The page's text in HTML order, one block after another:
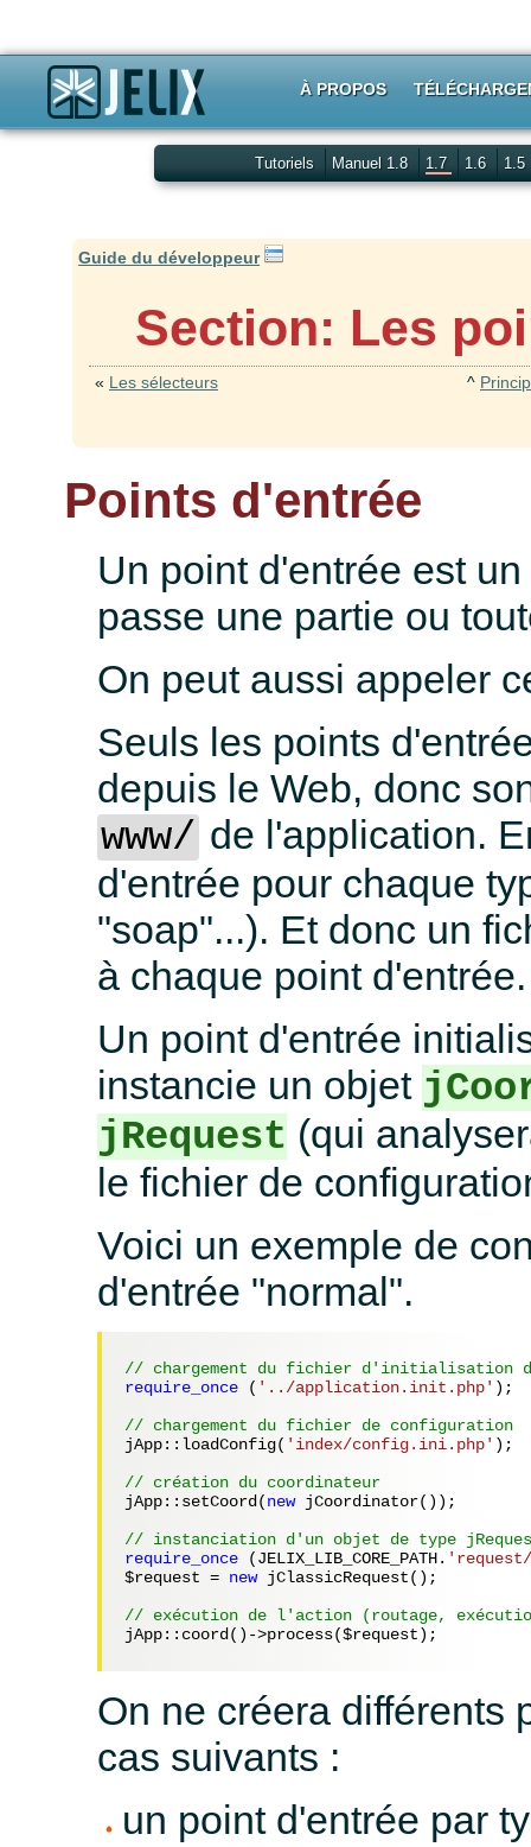
À PROPOS
Tutoriels Manuel 1.8 1.7 1.6 1.5
Guide du développeur
Section: Les
« Les sélecteurs ^
Points d'entrée
Un point d'entrée est
passe une partie ou
On peut aussi appeler
Seuls les points
depuis le Web, donc
www/ de l'application.
d'entrée pour chaque
"soap"...). Et donc un
à chaque point d'entrée.
Un point d'entrée
instancie un objet
jRequest (qui
le fichier de
Voici un exemple de
d'entrée "normal".
// chargement du fichier d'initialisation
require_once ( '../application.init.php' );
// chargement du fichier de configuration
jApp::loadConfig( 'index/config.ini.php' );
// création du coordinateur
jApp::setCoord(new jCoordinator());
// instanciation d'un objet de type
require_once (JELIX_LIB_CORE_PATH.
$request = new jClassicRequest();
// exécution de l'action (routage,
jApp::coord()->process($request);
On ne créera différents
cas suivants :
un point d'entrée par